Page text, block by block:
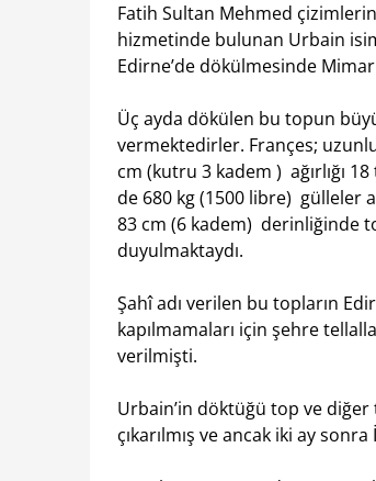
Fatih Sultan Mehmed
hizmetinde bulunan Urbain
Edirne’de dökülmesinde
Üç ayda dökülen bu topun
vermektedirler. Françes;
cm (kutru 3 kadem ) ağırlığı
de 680 kg (1500 libre) gülleler
83 cm (6 kadem) derinliğinde
duyulmaktaydı.
Şahî adı verilen bu topların
kapılmamaları için şehre
verilmişti.
Urbain’in döktüğü top ve diğer
çıkarılmış ve ancak iki ay